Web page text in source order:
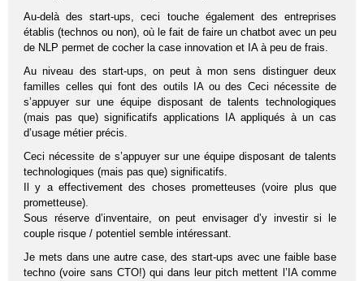
Au-delà des start-ups, ceci touche également des entreprises
établis (technos ou non), où le fait de faire un chatbot avec un peu
de NLP permet de cocher la case innovation et IA à peu de frais.
Au niveau des start-ups, on peut à mon sens distinguer deux
familles celles qui font des outils IA ou des Ceci nécessite de
s’appuyer sur une équipe disposant de talents technologiques
(mais pas que) significatifs applications IA appliqués à un cas
d’usage métier précis.
Ceci nécessite de s’appuyer sur une équipe disposant de talents
technologiques (mais pas que) significatifs.
Il y a effectivement des choses prometteuses (voire plus que
prometteuse).
Sous réserve d’inventaire, on peut envisager d’y investir si le
couple risque / potentiel semble intéressant.
Je mets dans une autre case, des start-ups avec une faible base
techno (voire sans CTO!) qui dans leur pitch mettent l’IA comme